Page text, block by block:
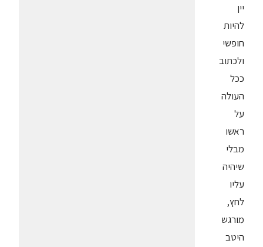
יין
להיות
חופשי
ולכתוב
ככל
העולה
על
ראשו
מבלי
שיהיה
עליו
לחץ,
מורגש
היטב